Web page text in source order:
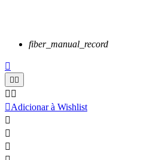
fiber_manual_record

 
 
Adicionar à Wishlist


